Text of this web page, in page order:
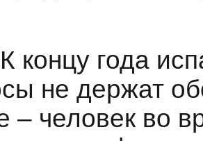
К концу года
не держат
– человек во